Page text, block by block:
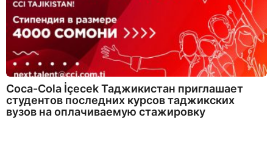
Coca-Cola İçecek Таджикистан приглашает
студентов последних курсов таджикских
вузов на оплачиваемую стажировку